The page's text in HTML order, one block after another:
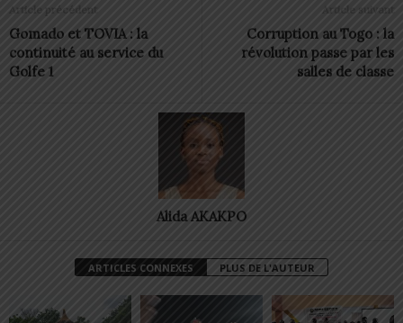
Article précédent
Gomado et TOVIA : la
continuité au service du
Golfe 1
Article suivant
Corruption au Togo : la
révolution passe par les
salles de classe
Alida AKAKPO
ARTICLES CONNEXES PLUS DE L'AUTEUR